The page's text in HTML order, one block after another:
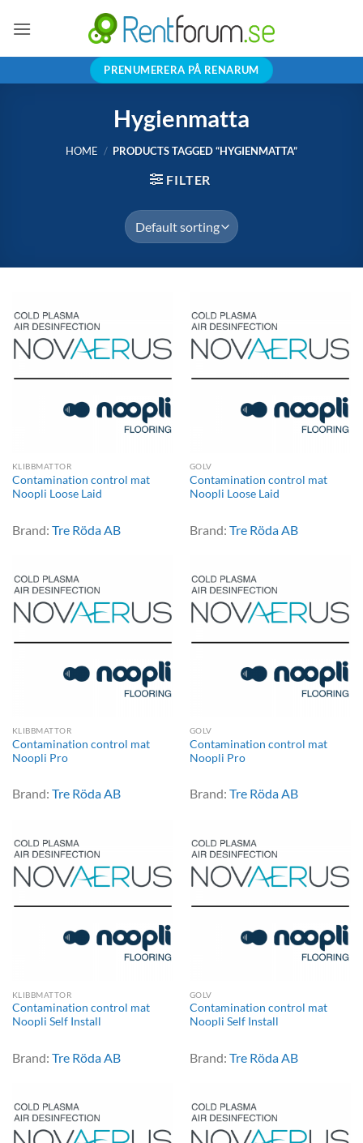
PRENUMERERA PÅ RENARUM
Hygienmatta
HOME / PRODUCTS TAGGED “HYGIENMATTA”
FILTER
KLIBBMATTOR
Contamination control mat
Noopli Loose Laid
Brand: Tre Röda AB
GOLV
Contamination control mat
Noopli Loose Laid
Brand: Tre Röda AB
KLIBBMATTOR
Contamination control mat
Noopli Pro
Brand: Tre Röda AB
GOLV
Contamination control mat
Noopli Pro
Brand: Tre Röda AB
KLIBBMATTOR
Contamination control mat
Noopli Self Install
Brand: Tre Röda AB
GOLV
Contamination control mat
Noopli Self Install
Brand: Tre Röda AB